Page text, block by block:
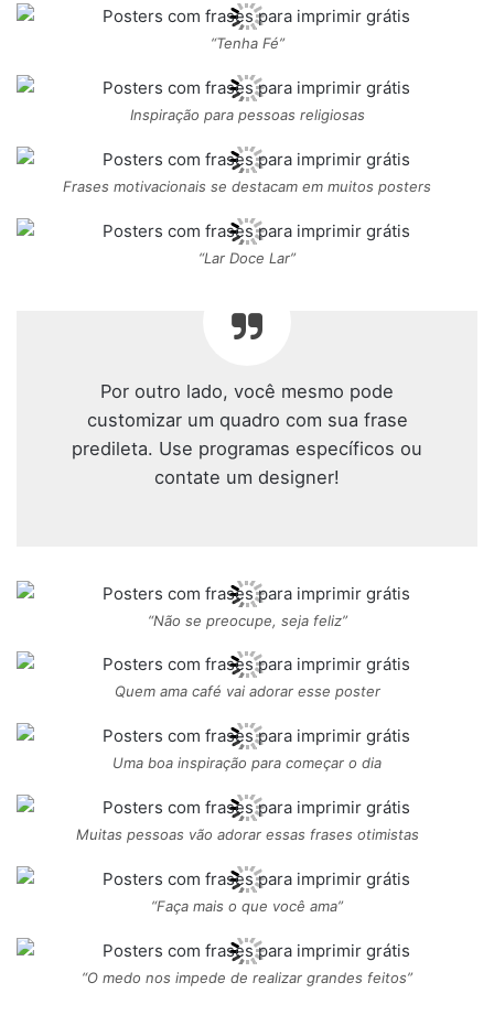
“Tenha Fé”
Inspiração para pessoas religiosas
Frases motivacionais se destacam em muitos posters
“Lar Doce Lar”
Por outro lado, você mesmo pode
customizar um quadro com sua frase
predileta. Use programas específicos ou
contate um designer!
“Não se preocupe, seja feliz”
Quem ama café vai adorar esse poster
Uma boa inspiração para começar o dia
Muitas pessoas vão adorar essas frases otimistas
“Faça mais o que você ama”
“O medo nos impede de realizar grandes feitos”